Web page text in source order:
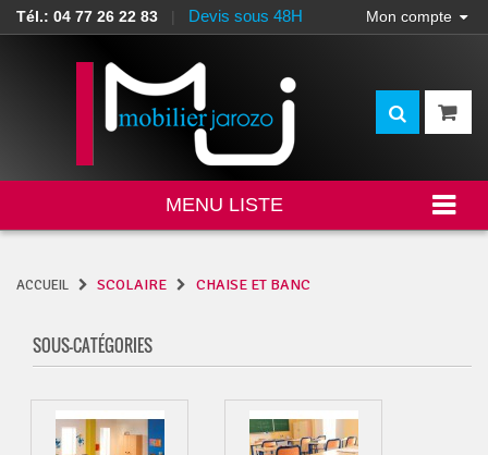
Tél.: 04 77 26 22 83 | Devis sous 48H Mon compte
MENU LISTE
ACCUEIL SCOLAIRE CHAISE ET BANC
SOUS-CATÉGORIES